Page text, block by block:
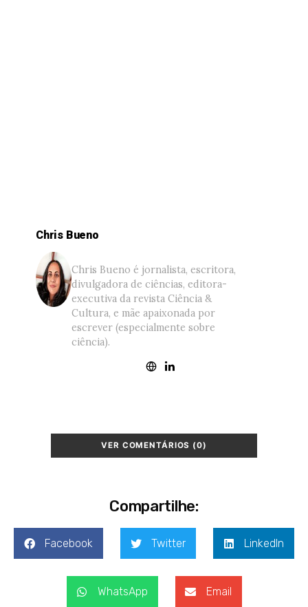
Chris Bueno
Chris Bueno é jornalista, escritora,
divulgadora de ciências, editora-
executiva da revista Ciência &
Cultura, e mãe apaixonada por
escrever (especialmente sobre
ciência).
VER COMENTÁRIOS (0)
Compartilhe:
Facebook Twitter LinkedIn
WhatsApp Email